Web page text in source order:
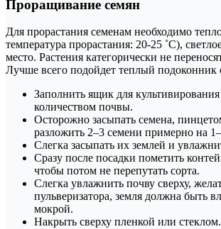
Проращивание семян
Для прорастания семенам необходимо
температура прорастания: 20-25 ˚С),
место. Растения категорически не
Лучше всего подойдет теплый
Заполнить ящик для
количеством почвы.
Осторожно засыпать семена,
разложить 2–3 семени примерно на
Слегка засыпать их землей и
Сразу после посадки пометить
чтобы потом не перепутать сорта.
Слегка увлажнить почву сверху,
пульверизатора, земля должна быть
мокрой.
Накрыть сверху пленкой или стеклом.